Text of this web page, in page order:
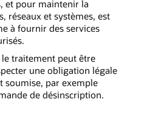
et pour maintenir la
réseaux et systèmes, est
à fournir des services
le traitement peut être
une obligation légale
soumise, par exemple
de désinscription.